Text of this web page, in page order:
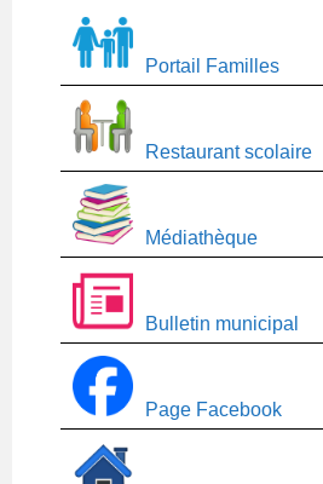
Portail Familles
Restaurant scolaire
Médiathèque
Bulletin municipal
Page Facebook